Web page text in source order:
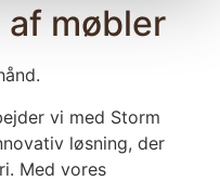
af møbler
vi med Storm
løsning, der
Med vores